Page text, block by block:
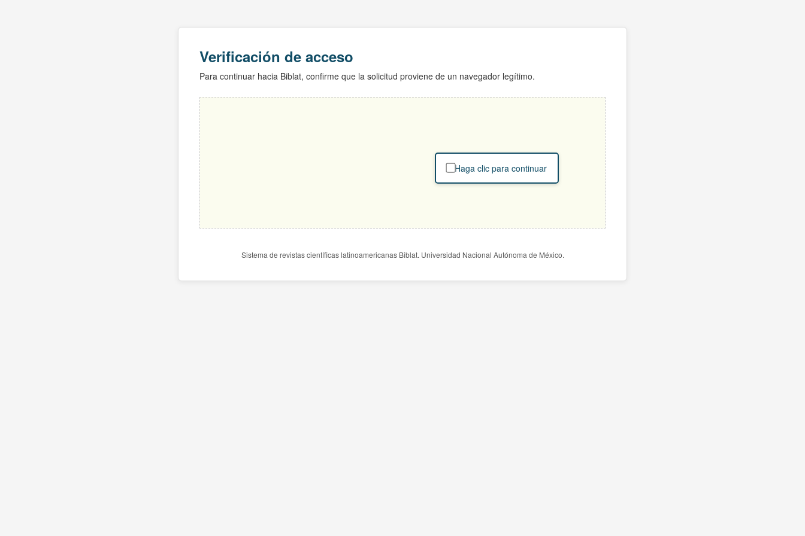
Verificación de acceso
Para continuar hacia Biblat, confirme que la solicitud proviene de un navegador legítimo.
Haga clic para continuar
Sistema de revistas científicas latinoamericanas Biblat. Universidad Nacional Autónoma de México.